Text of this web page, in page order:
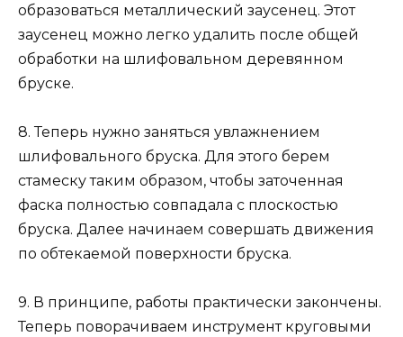
образоваться металлический заусенец. Этот
заусенец можно легко удалить после общей
обработки на шлифовальном деревянном
бруске.
8. Теперь нужно заняться увлажнением
шлифовального бруска. Для этого берем
стамеску таким образом, чтобы заточенная
фаска полностью совпадала с плоскостью
бруска. Далее начинаем совершать движения
по обтекаемой поверхности бруска.
9. В принципе, работы практически закончены.
Теперь поворачиваем инструмент круговыми